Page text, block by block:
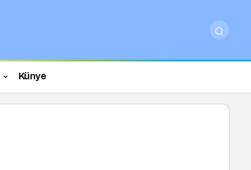
Künye